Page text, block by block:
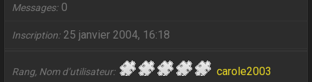
Messages 0
Inscription 25 janvier 2004, 16:18
Rang, Nom d’utilisateur carole2003